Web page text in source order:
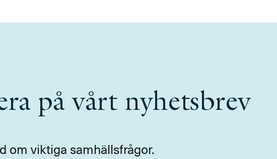
på vårt nyhetsbrev
om viktiga samhällsfrågor.